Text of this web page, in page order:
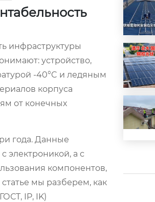
инфраструктуры
устройство,
-40°C и ледяным
корпуса
от конечных
года. Данные
электроникой, а с
компонентов,
мы разберем, как
IP, IK)